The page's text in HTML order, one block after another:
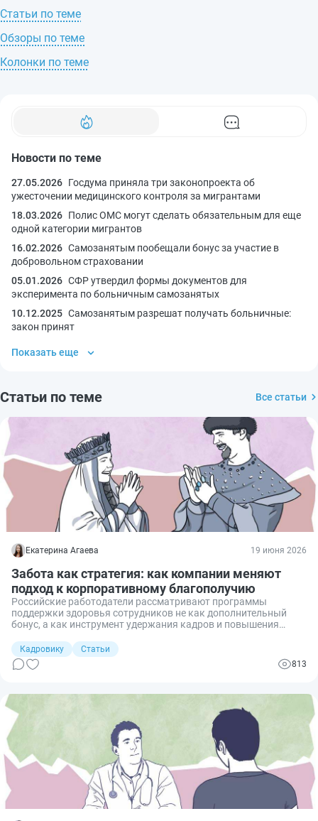
Новости по теме
27.05.2026 Госдума приняла три законопроекта об
ужесточении медицинского контроля за мигрантами
18.03.2026 Полис ОМС могут сделать обязательным для еще
одной категории мигрантов
16.02.2026 Самозанятым пообещали бонус за участие в
добровольном страховании
05.01.2026 СФР утвердил формы документов для
эксперимента по больничным самозанятых
10.12.2025 Самозанятым разрешат получать больничные:
закон принят
Показать еще
Статьи по теме Все статьи
Екатерина Агаева 19 июня 2026
Забота как стратегия: как компании меняют
подход к корпоративному благополучию
Российские работодатели рассматривают программы
поддержки здоровья сотрудников не как дополнительный
бонус, а как инструмент удержания кадров и повышения
эмоционального выгорания бизнес расширяет пакет льгот и
делает ставку не только на медицинскую помощь, но и на
поддержку ментального здоровья, гибкие условия труда и
Кадровику
Статьи
813
Статьи по теме
Обзоры по теме
Колонки по теме